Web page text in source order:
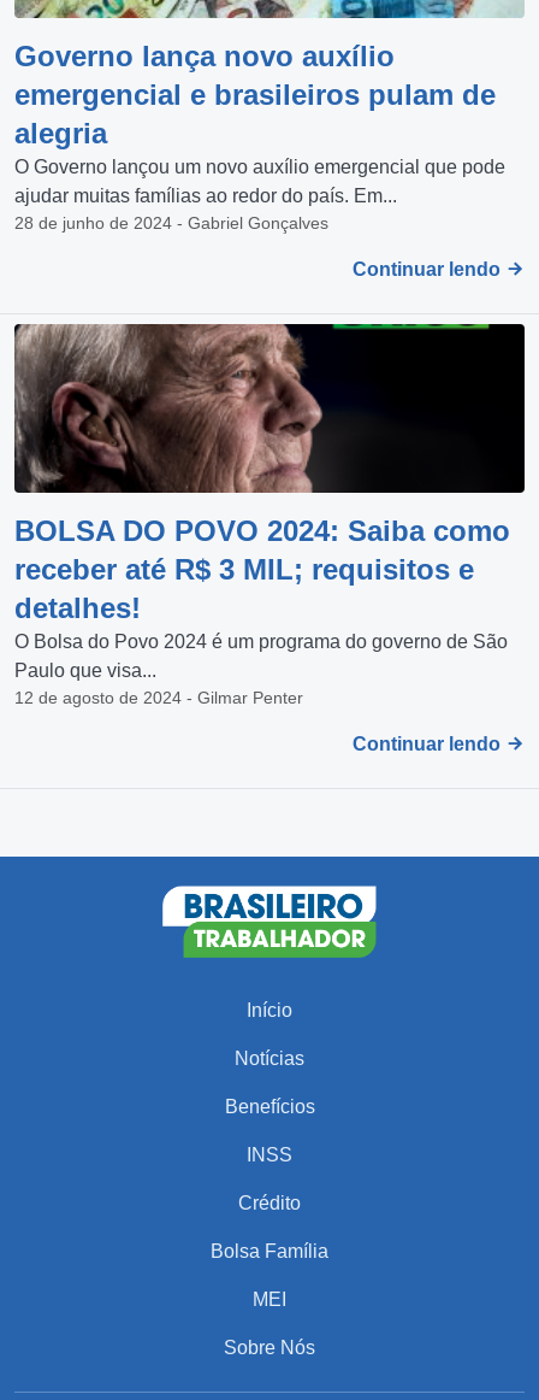
Governo lança novo auxílio
emergencial e brasileiros pulam de
alegria
O Governo lançou um novo auxílio emergencial que pode
ajudar muitas famílias ao redor do país. Em...
28 de junho de 2024 - Gabriel Gonçalves
Continuar lendo
BOLSA DO POVO 2024: Saiba como
receber até R$ 3 MIL; requisitos e
detalhes!
O Bolsa do Povo 2024 é um programa do governo de São
Paulo que visa...
12 de agosto de 2024 - Gilmar Penter
Continuar lendo
Início
Notícias
Benefícios
INSS
Crédito
Bolsa Família
MEI
Sobre Nós